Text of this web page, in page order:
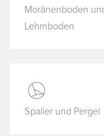
Moränenboden
Lehmboden
Spalier und Pergel